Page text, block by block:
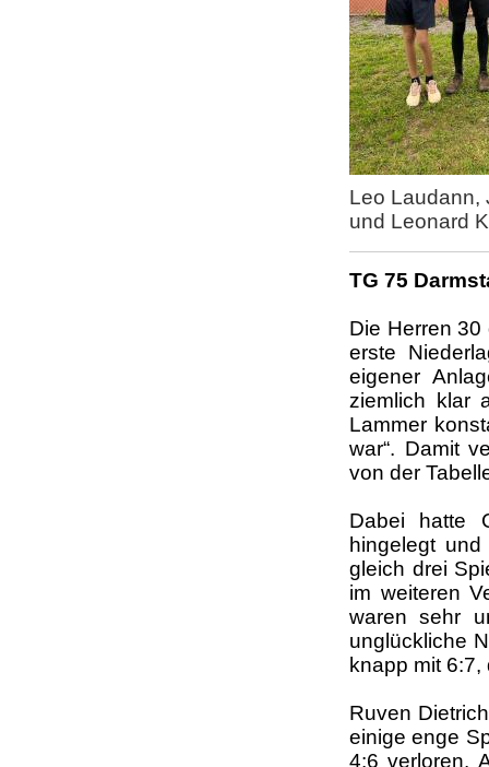
Leo Laudann,
und Leonard
TG 75
Die Herren
erste
eigener
ziemlich klar
Lammer
war“. Damit
von der
Dabei hatte
hingelegt
gleich drei
im weiteren
waren sehr
unglückliche
knapp mit
Ruven
einige enge
4:6 verloren.